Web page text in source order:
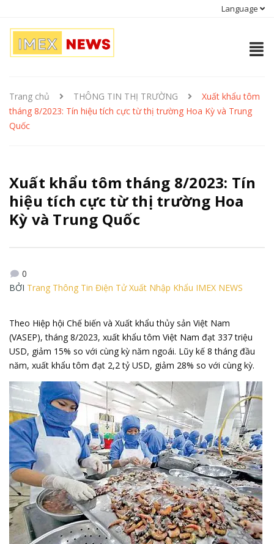
Language
Trang chủ THÔNG TIN THỊ TRƯỜNG
Xuất khẩu tôm
tháng 8/2023: Tín hiệu tích cực từ thị trường Hoa Kỳ và Trung
Quốc
Xuất khẩu tôm tháng 8/2023: Tín
hiệu tích cực từ thị trường Hoa
Kỳ và Trung Quốc
0
BỞI Trang Thông Tin Điện Tử Xuất Nhập Khẩu IMEX NEWS
Theo Hiệp hội Chế biến và Xuất khẩu thủy sản Việt Nam
(VASEP), tháng 8/2023, xuất khẩu tôm Việt Nam đạt 337 triệu
USD, giảm 15% so với cùng kỳ năm ngoái. Lũy kế 8 tháng đầu
năm, xuất khẩu tôm đạt 2,2 tỷ USD, giảm 28% so với cùng kỳ.